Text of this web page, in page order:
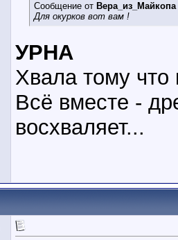
Сообщение от Вера_из_Майкопа
Для окурков вот вам !
УРНА
Хвала тому
Всё вместе -
восхваляет...